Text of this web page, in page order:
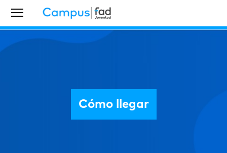
Cómo llegar